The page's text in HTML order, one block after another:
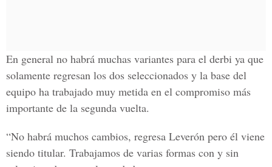
En general no habrá muchas variantes para el derbi ya que
solamente regresan los dos seleccionados y la base del
equipo ha trabajado muy metida en el compromiso más
importante de la segunda vuelta.
“No habrá muchos cambios, regresa Leverón pero él viene
siendo titular. Trabajamos de varias formas con y sin